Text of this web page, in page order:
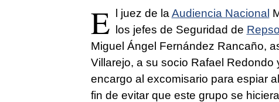
E l juez de la Audiencia Nacional
los jefes de Seguridad de
Miguel Ángel Fernández Rancaño,
Villarejo, a su socio Rafael
encargo al excomisario para espiar
fin de evitar que este grupo se